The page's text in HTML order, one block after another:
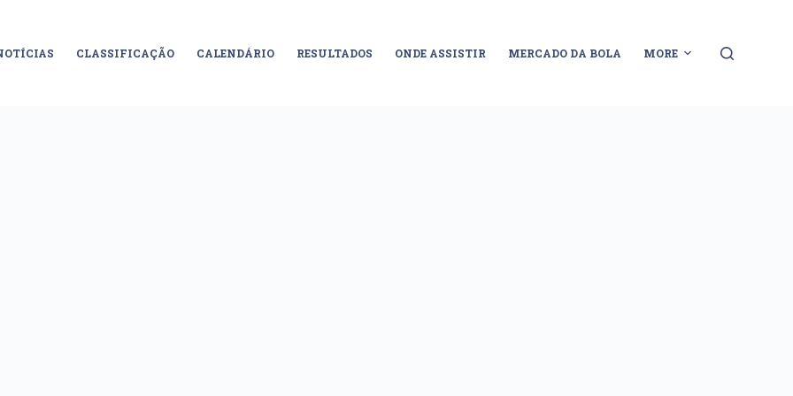
CLASSIFICAÇÃO CALENDÁRIO RESULTADOS ONDE ASSISTIR MERCADO DA BOLA MORE